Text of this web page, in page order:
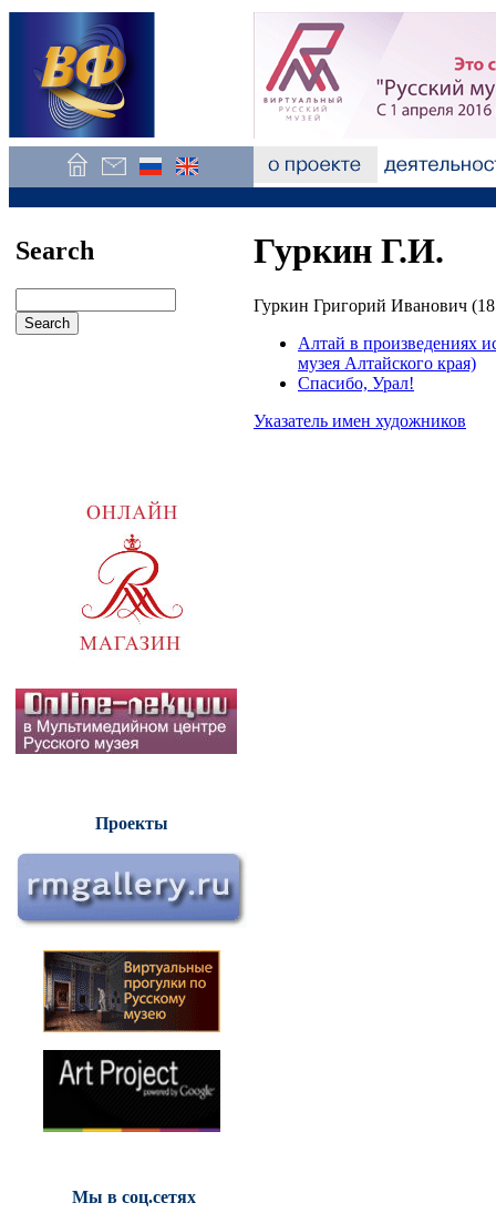
Search
Проекты
Мы в соц.сетях
Гуркин Г.И.
Гуркин Григорий Иванович
Алтай в произведениях
музея Алтайского края)
Спасибо, Урал!
Указатель имен художников